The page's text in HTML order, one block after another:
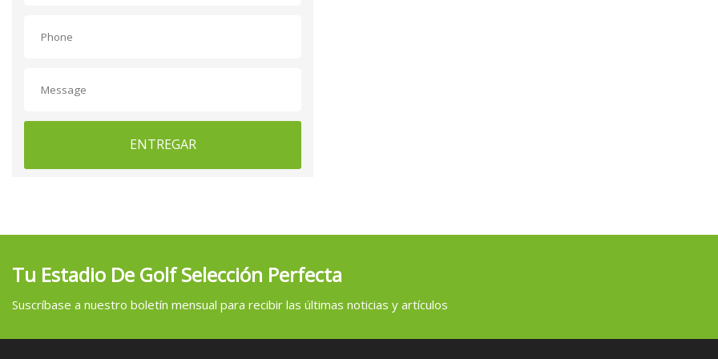
ENTREGAR
Tu Estadio De Golf Selección Perfecta
Suscríbase a nuestro boletín mensual para recibir las últimas noticias y artículos